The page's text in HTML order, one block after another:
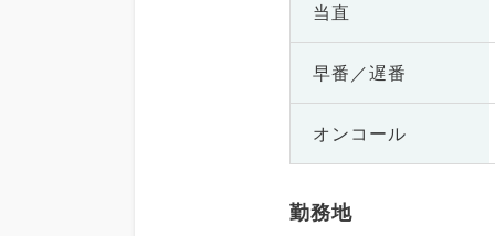
当直
早番／遅番
オンコール
勤務地